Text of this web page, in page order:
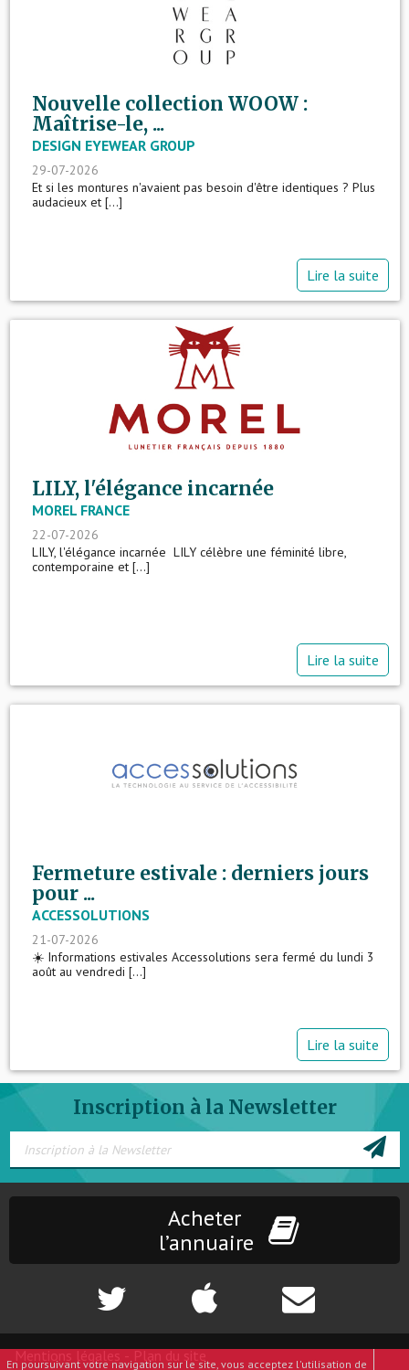
Nouvelle collection WOOW :
Maîtrise-le, ...
DESIGN EYEWEAR GROUP
29-07-2026
Et si les montures n'avaient pas besoin d'être identiques ? Plus
audacieux et [...]
Lire la suite
LILY, l'élégance incarnée
MOREL FRANCE
22-07-2026
LILY, l'élégance incarnée LILY célèbre une féminité libre,
contemporaine et [...]
Lire la suite
Fermeture estivale : derniers jours
pour ...
ACCESSOLUTIONS
21-07-2026
☀️ Informations estivales Accessolutions sera fermé du lundi 3
août au vendredi [...]
Lire la suite
Inscription à la Newsletter
Acheter
l’annuaire
Mentions légales Plan du site
En poursuivant votre navigation sur le site, vous acceptez l'utilisation de